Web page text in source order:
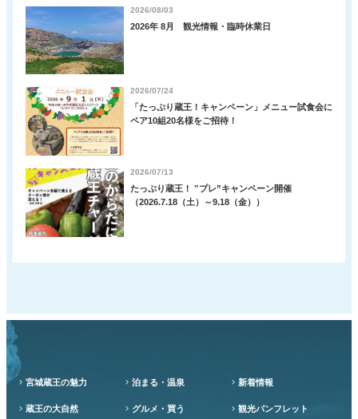
2026/08/03
2026年 8月 観光情報・臨時休業日
2026/07/24
「たっぷり蔵王！キャンペーン」メニュー試食会に
ペア10組20名様をご招待！
2026/07/13
たっぷり蔵王！ ‟プレ”キャンペーン開催
（2026.7.18（土）～9.18（金））
宮城蔵王の魅力
蔵王の大自然
泊まる・温泉
グルメ・買う
新着情報
観光パンフレット